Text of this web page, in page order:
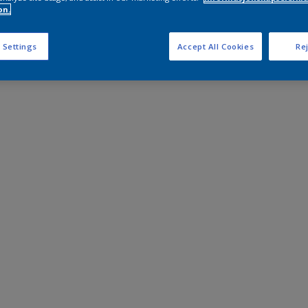
Settings Accept All Cookies